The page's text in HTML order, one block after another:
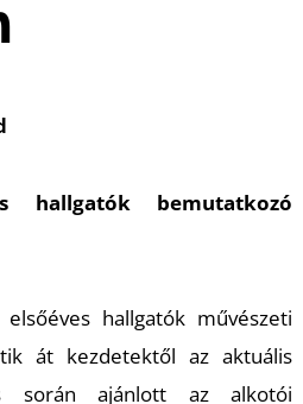
hallgatók bemutatkozó
hallgatók művészeti
át kezdetektől az aktuális
során ajánlott az alkotói